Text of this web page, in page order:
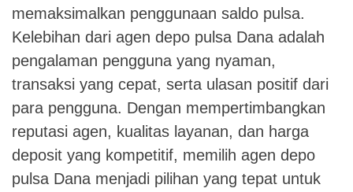
memaksimalkan penggunaan saldo pulsa.
Kelebihan dari agen depo pulsa Dana adalah
pengalaman pengguna yang nyaman,
transaksi yang cepat, serta ulasan positif dari
para pengguna. Dengan mempertimbangkan
reputasi agen, kualitas layanan, dan harga
deposit yang kompetitif, memilih agen depo
pulsa Dana menjadi pilihan yang tepat untuk